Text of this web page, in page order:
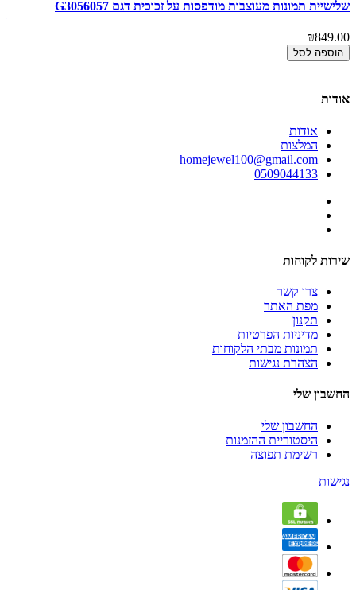
שלישיית תמונות מעוצבות מודפסות על זכוכית דגם G3056057
₪849.00
הוספה לסל
אודות
אודות
המלצות
homejewel100@gmail.com
0509044133
שירות לקוחות
צרו קשר
מפת האתר
תקנון
מדיניות הפרטיות
תמונות מבתי הלקוחות
הצהרת נגישות
החשבון שלי
החשבון שלי
היסטוריית ההזמנות
רשימת תפוצה
נגישות